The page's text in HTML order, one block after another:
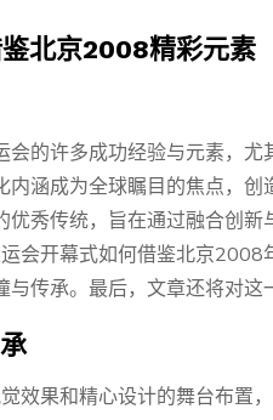
北京2008精彩元素
的许多成功经验与元素，尤
涵成为全球瞩目的焦点，
秀传统，旨在通过融合创
会开幕式如何借鉴北京2008
传承。最后，文章还将对这
效果和精心设计的舞台布置